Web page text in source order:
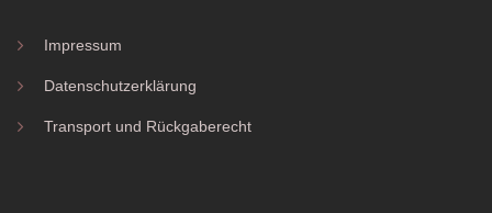
Impressum
Datenschutzerklärung
Transport und Rückgaberecht